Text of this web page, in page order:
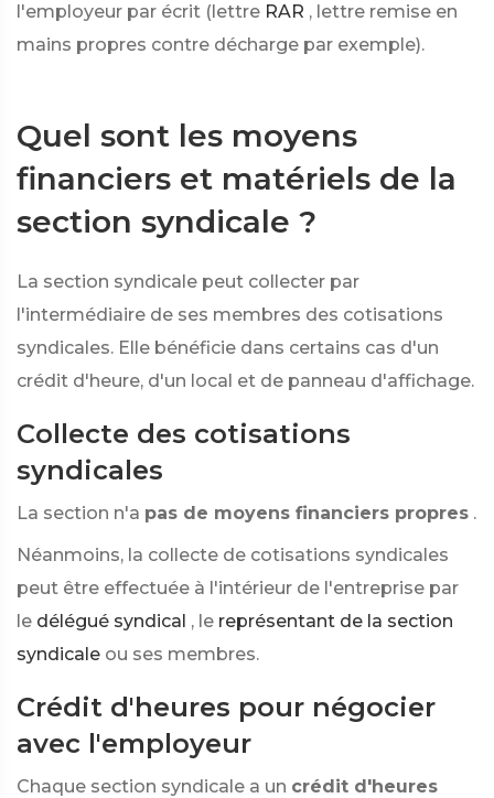
l'employeur par écrit (lettre RAR , lettre remise en
mains propres contre décharge par exemple).
Quel sont les moyens
financiers et matériels de la
section syndicale ?
La section syndicale peut collecter par
l'intermédiaire de ses membres des cotisations
syndicales. Elle bénéficie dans certains cas d'un
crédit d'heure, d'un local et de panneau d'affichage.
Collecte des cotisations
syndicales
La section n'a pas de moyens financiers propres .
Néanmoins, la collecte de cotisations syndicales
peut être effectuée à l'intérieur de l'entreprise par
le délégué syndical , le représentant de la section
syndicale ou ses membres.
Crédit d'heures pour négocier
avec l'employeur
Chaque section syndicale a un crédit d'heures